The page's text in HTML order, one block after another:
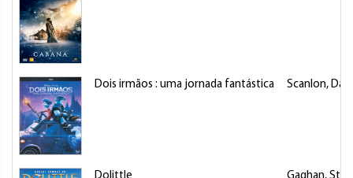
Dois irmãos : uma jornada fantástica Scanlon, Dan